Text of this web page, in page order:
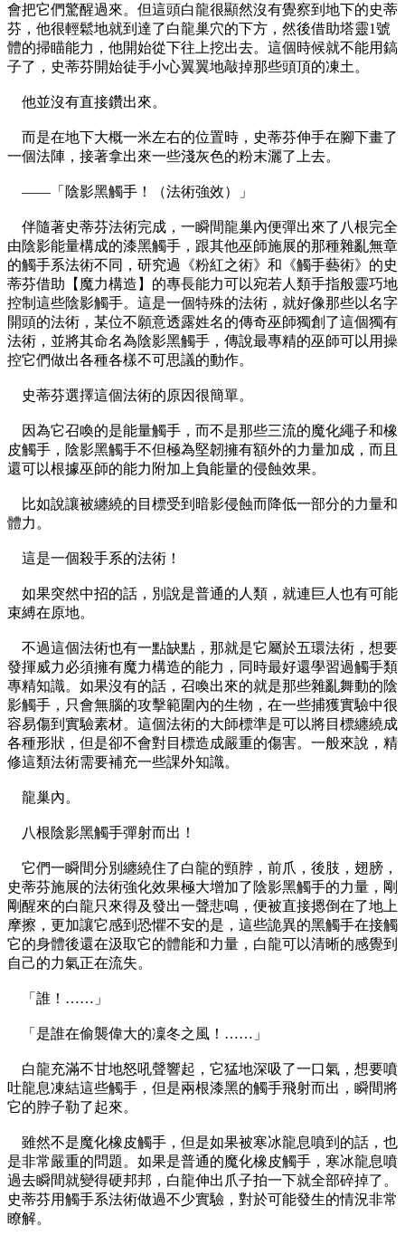
會把它們驚醒過來。但這頭白龍很顯然沒有覺察到地下的史蒂
芬，他很輕鬆地就到達了白龍巢穴的下方，然後借助塔靈1號
體的掃瞄能力，他開始從下往上挖出去。這個時候就不能用鎬
子了，史蒂芬開始徒手小心翼翼地敲掉那些頭頂的凍土。
他並沒有直接鑽出來。
而是在地下大概一米左右的位置時，史蒂芬伸手在腳下畫了
一個法陣，接著拿出來一些淺灰色的粉末灑了上去。
——「陰影黑觸手！（法術強效）」
伴隨著史蒂芬法術完成，一瞬間龍巢內便彈出來了八根完全
由陰影能量構成的漆黑觸手，跟其他巫師施展的那種雜亂無章
的觸手系法術不同，研究過《粉紅之術》和《觸手藝術》的史
蒂芬借助【魔力構造】的專長能力可以宛若人類手指般靈巧地
控制這些陰影觸手。這是一個特殊的法術，就好像那些以名字
開頭的法術，某位不願意透露姓名的傳奇巫師獨創了這個獨有
法術，並將其命名為陰影黑觸手，傳說最專精的巫師可以用操
控它們做出各種各樣不可思議的動作。
史蒂芬選擇這個法術的原因很簡單。
因為它召喚的是能量觸手，而不是那些三流的魔化繩子和橡
皮觸手，陰影黑觸手不但極為堅韌擁有額外的力量加成，而且
還可以根據巫師的能力附加上負能量的侵蝕效果。
比如說讓被纏繞的目標受到暗影侵蝕而降低一部分的力量和
體力。
這是一個殺手系的法術！
如果突然中招的話，別說是普通的人類，就連巨人也有可能
束縛在原地。
不過這個法術也有一點缺點，那就是它屬於五環法術，想要
發揮威力必須擁有魔力構造的能力，同時最好還學習過觸手類
專精知識。如果沒有的話，召喚出來的就是那些雜亂舞動的陰
影觸手，只會無腦的攻擊範圍內的生物，在一些捕獲實驗中很
容易傷到實驗素材。這個法術的大師標準是可以將目標纏繞成
各種形狀，但是卻不會對目標造成嚴重的傷害。一般來說，精
修這類法術需要補充一些課外知識。
龍巢內。
八根陰影黑觸手彈射而出！
它們一瞬間分別纏繞住了白龍的頸脖，前爪，後肢，翅膀，
史蒂芬施展的法術強化效果極大增加了陰影黑觸手的力量，剛
剛醒來的白龍只來得及發出一聲悲鳴，便被直接摁倒在了地上
摩擦，更加讓它感到恐懼不安的是，這些詭異的黑觸手在接觸
它的身體後還在汲取它的體能和力量，白龍可以清晰的感覺到
自己的力氣正在流失。
「誰！……」
「是誰在偷襲偉大的凜冬之風！……」
白龍充滿不甘地怒吼聲響起，它猛地深吸了一口氣，想要噴
吐龍息凍結這些觸手，但是兩根漆黑的觸手飛射而出，瞬間將
它的脖子勒了起來。
雖然不是魔化橡皮觸手，但是如果被寒冰龍息噴到的話，也
是非常嚴重的問題。如果是普通的魔化橡皮觸手，寒冰龍息噴
過去瞬間就變得硬邦邦，白龍伸出爪子拍一下就全部碎掉了。
史蒂芬用觸手系法術做過不少實驗，對於可能發生的情況非常
瞭解。